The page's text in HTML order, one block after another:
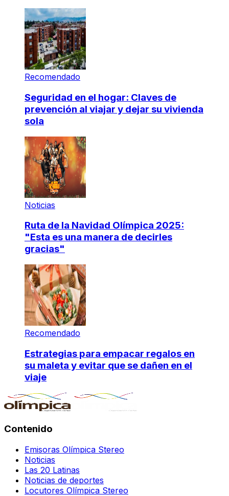
Recomendado
Seguridad en el hogar: Claves de
prevención al viajar y dejar su vivienda
sola
Noticias
Ruta de la Navidad Olímpica 2025:
"Esta es una manera de decirles
gracias"
Recomendado
Estrategias para empacar regalos en
su maleta y evitar que se dañen en el
viaje
Contenido
Emisoras Olímpica Stereo
Noticias
Las 20 Latinas
Noticias de deportes
Locutores Olímpica Stereo